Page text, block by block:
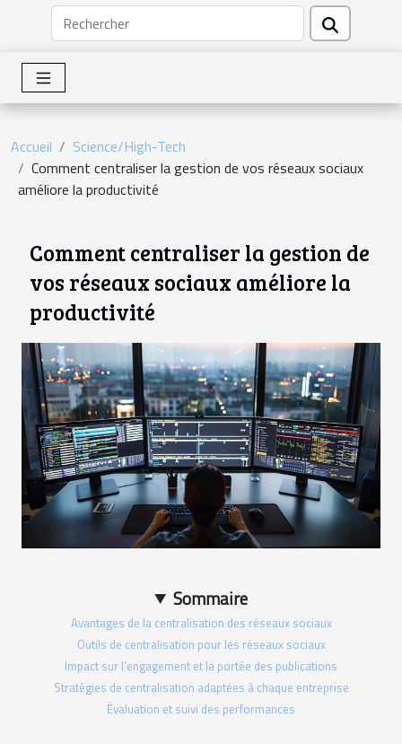
Accueil
Science/High-Tech
Comment centraliser la gestion de vos réseaux sociaux
améliore la productivité
Comment centraliser la gestion de
vos réseaux sociaux améliore la
productivité
Sommaire
Avantages de la centralisation des réseaux sociaux
Outils de centralisation pour les réseaux sociaux
Impact sur l'engagement et la portée des publications
Stratégies de centralisation adaptées à chaque entreprise
Évaluation et suivi des performances